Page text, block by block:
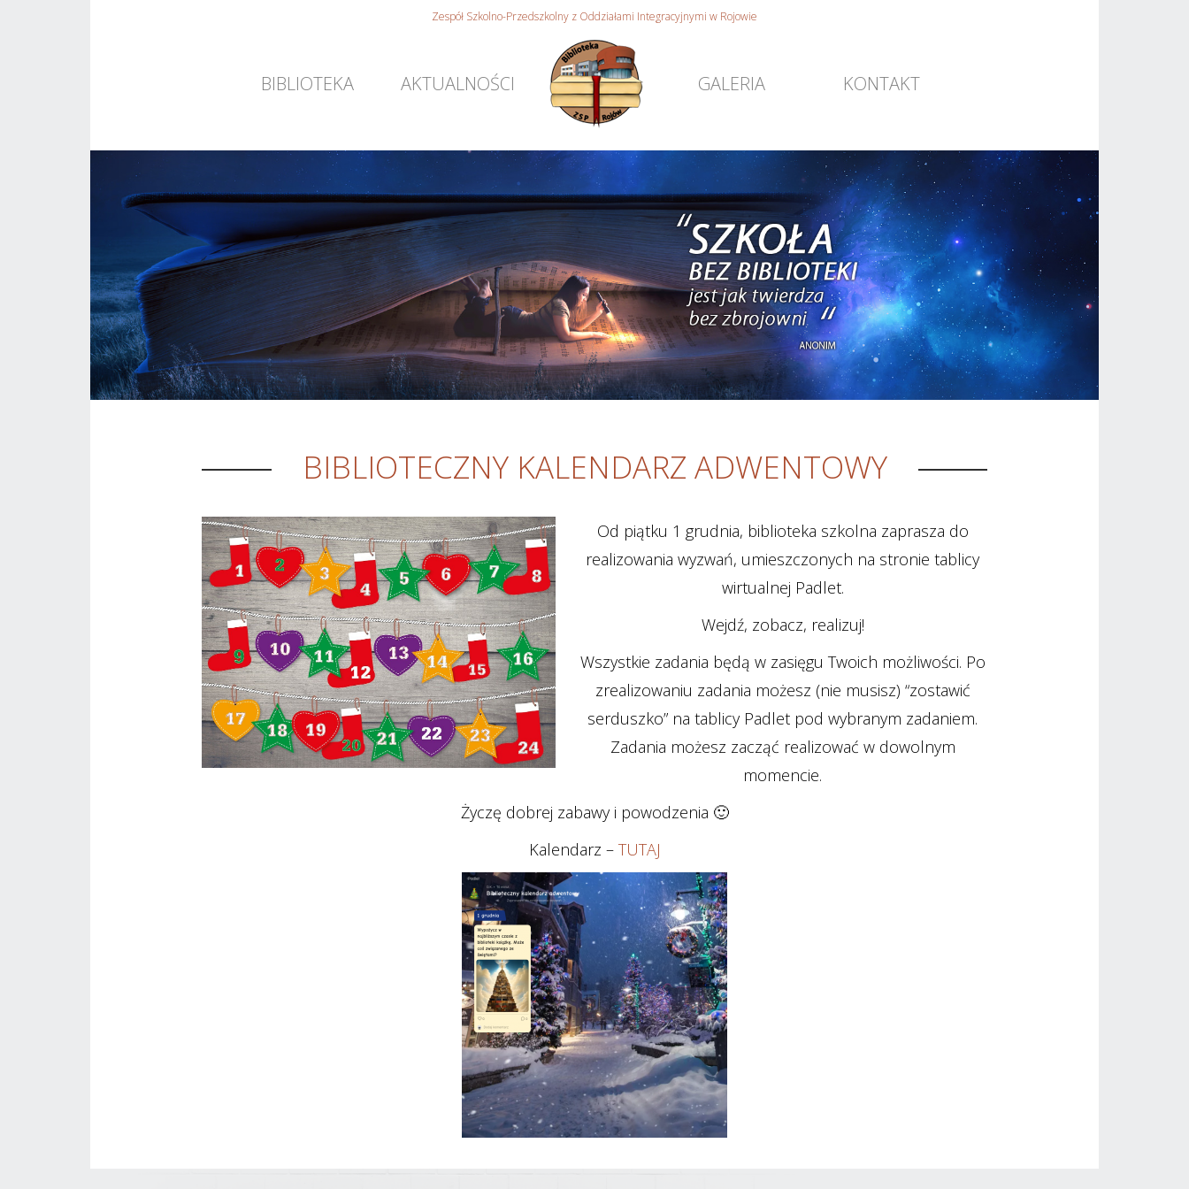
Zespół Szkolno-Przedszkolny z Oddziałami Integracyjnymi w Rojowie
BIBLIOTEKA AKTUALNOŚCI GALERIA KONTAKT
BIBLIOTECZNY KALENDARZ ADWENTOWY
Od piątku 1 grudnia, biblioteka szkolna zaprasza do
realizowania wyzwań, umieszczonych na stronie tablicy
wirtualnej Padlet.
Wejdź, zobacz, realizuj!
Wszystkie zadania będą w zasięgu Twoich możliwości. Po
zrealizowaniu zadania możesz (nie musisz) “zostawić
serduszko” na tablicy Padlet pod wybranym zadaniem.
Zadania możesz zacząć realizować w dowolnym
momencie.
Życzę dobrej zabawy i powodzenia 🙂
Kalendarz – TUTAJ